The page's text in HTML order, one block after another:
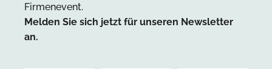
Firmenevent.
Melden Sie sich jetzt für unseren Newsletter
an.